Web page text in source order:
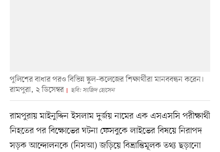
পুলিশের বাধার পরও বিভিন্ন স্কুল–কলেজের শিক্ষার্থীরা মানববন্ধন করেন।
রামপুরা, ২ ডিসেম্বর
ছবি: সাজিদ হোসেন
রামপুরায় মাইনুদ্দিন ইসলাম দুর্জয় নামের এক এসএসসি পরীক্ষার্থী
নিহতের পর বিক্ষোভের ঘটনা ফেসবুকে লাইভের বিষয়ে নিরাপদ
সড়ক আন্দোলনকে (নিসআ) জড়িয়ে বিভ্রান্তিমূলক তথ্য ছড়ানো